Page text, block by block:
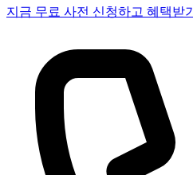
지금 무료 사전 신청하고 혜택받기